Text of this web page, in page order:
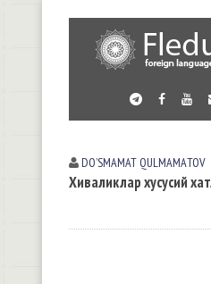
DOʼSMAMAT QULMАMАTOV
Хиваликлар хусусий